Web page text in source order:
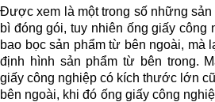
Được xem là một trong số những
bì đóng gói, tuy nhiên ống giấy công
bao bọc sản phẩm từ bên ngoài, mà
định hình sản phẩm từ bên trong.
giấy công nghiệp có kích thước lớn
bên ngoài, khi đó ống giấy công